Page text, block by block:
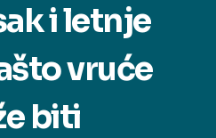
i letnje
vruće
biti